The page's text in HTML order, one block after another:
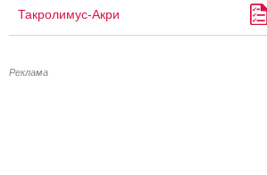
Такролимус-Акри
Реклама